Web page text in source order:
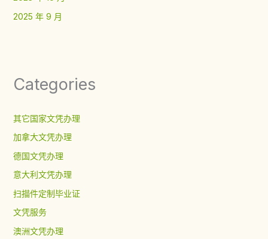
2025 年 9 月
Categories
其它国家文凭办理
加拿大文凭办理
德国文凭办理
意大利文凭办理
扫描件定制毕业证
文凭服务
澳洲文凭办理